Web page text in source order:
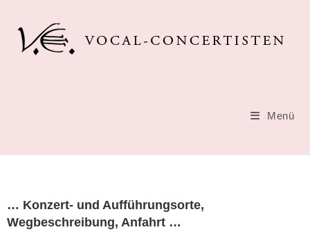
Menü
… Konzert- und Aufführungsorte,
Wegbeschreibung, Anfahrt …